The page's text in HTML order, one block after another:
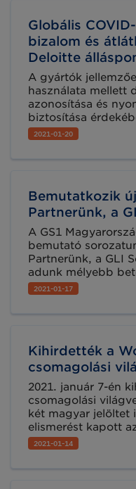
tápszeres
Globális
bizalom és
Deloitte
A gyártók
használata mellett
azonosítása és
biztosítása
publikált White
szerepel a globális
2021-01-20
Bemutatkozik
Partnerünk, a
A GS1
bemutató
Partnerünk, a GLI
adunk mélyebb
korábban a
alkalmazásokat
végezzenek.
2021-01-17
Kihirdették a
csomagolási
2021. január 7-én
csomagolási
két magyar jelöltet
elismerést kapott
csomagolási
Watermarks),
2021-01-14